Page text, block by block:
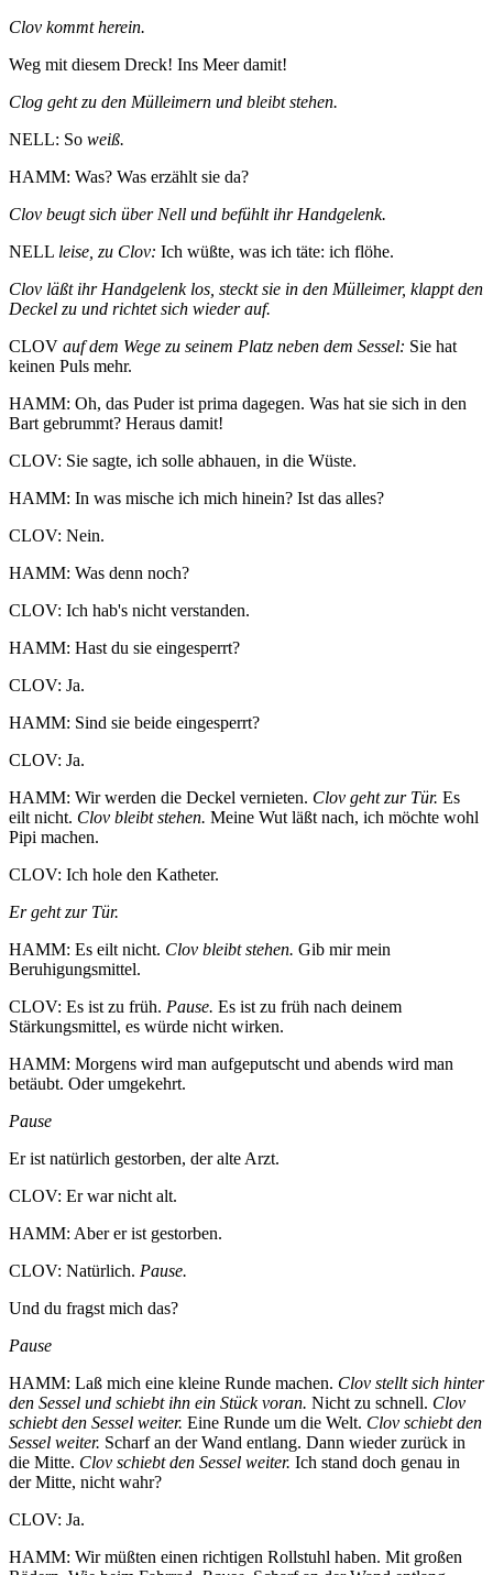
Clov kommt herein.
Weg mit diesem Dreck! Ins Meer damit!
Clog geht zu den Mülleimern und bleibt stehen.
NELL: So weiß.
HAMM: Was? Was erzählt sie da?
Clov beugt sich über Nell und befühlt ihr Handgelenk.
NELL leise, zu Clov: Ich wüßte, was ich täte: ich flöhe.
Clov läßt ihr Handgelenk los, steckt sie in den Mülleimer, klappt den
Deckel zu und richtet sich wieder auf.
CLOV auf dem Wege zu seinem Platz neben dem Sessel: Sie hat
keinen Puls mehr.
HAMM: Oh, das Puder ist prima dagegen. Was hat sie sich in den
Bart gebrummt? Heraus damit!
CLOV: Sie sagte, ich solle abhauen, in die Wüste.
HAMM: In was mische ich mich hinein? Ist das alles?
CLOV: Nein.
HAMM: Was denn noch?
CLOV: Ich hab's nicht verstanden.
HAMM: Hast du sie eingesperrt?
CLOV: Ja.
HAMM: Sind sie beide eingesperrt?
CLOV: Ja.
HAMM: Wir werden die Deckel vernieten. Clov geht zur Tür. Es
eilt nicht. Clov bleibt stehen. Meine Wut läßt nach, ich möchte wohl
Pipi machen.
CLOV: Ich hole den Katheter.
Er geht zur Tür.
HAMM: Es eilt nicht. Clov bleibt stehen. Gib mir mein
Beruhigungsmittel.
CLOV: Es ist zu früh. Pause. Es ist zu früh nach deinem
Stärkungsmittel, es würde nicht wirken.
HAMM: Morgens wird man aufgeputscht und abends wird man
betäubt. Oder umgekehrt.
Pause
Er ist natürlich gestorben, der alte Arzt.
CLOV: Er war nicht alt.
HAMM: Aber er ist gestorben.
CLOV: Natürlich. Pause.
Und du fragst mich das?
Pause
HAMM: Laß mich eine kleine Runde machen. Clov stellt sich hinter
den Sessel und schiebt ihn ein Stück voran. Nicht zu schnell. Clov
schiebt den Sessel weiter. Eine Runde um die Welt. Clov schiebt den
Sessel weiter. Scharf an der Wand entlang. Dann wieder zurück in
die Mitte. Clov schiebt den Sessel weiter. Ich stand doch genau in
der Mitte, nicht wahr?
CLOV: Ja.
HAMM: Wir müßten einen richtigen Rollstuhl haben. Mit großen